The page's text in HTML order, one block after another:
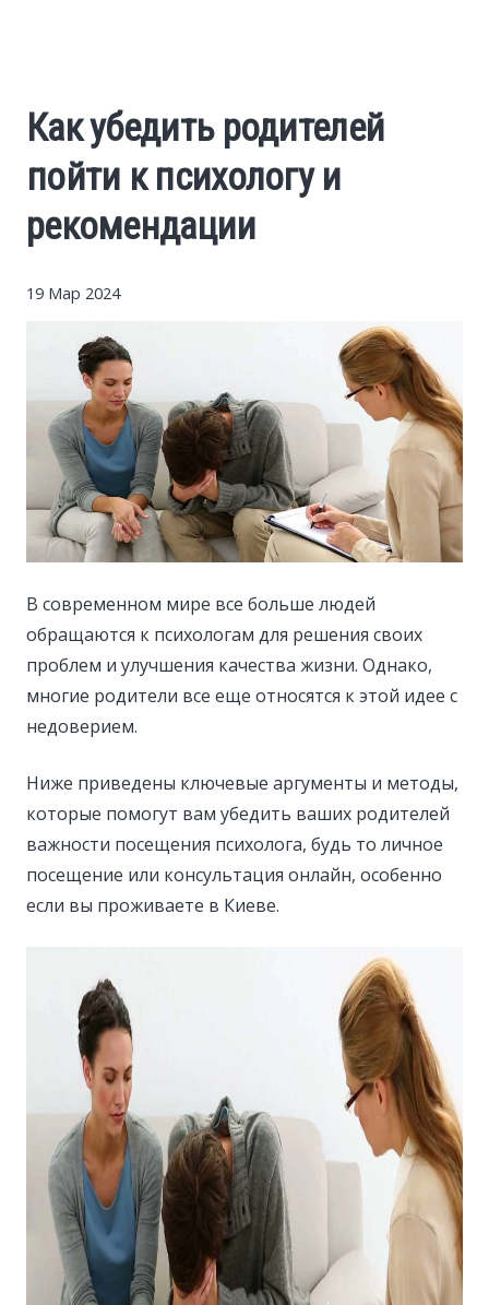
Finance
Politics
Sport
Style
Как убедить родителей
пойти к психологу и
рекомендации
19 Мар 2024
В современном мире все больше людей
обращаются к психологам для решения своих
проблем и улучшения качества жизни. Однако,
многие родители все еще относятся к этой идее с
недоверием.
Ниже приведены ключевые аргументы и методы,
которые помогут вам убедить ваших родителей
важности посещения психолога, будь то личное
посещение или консультация онлайн, особенно
если вы проживаете в Киеве.